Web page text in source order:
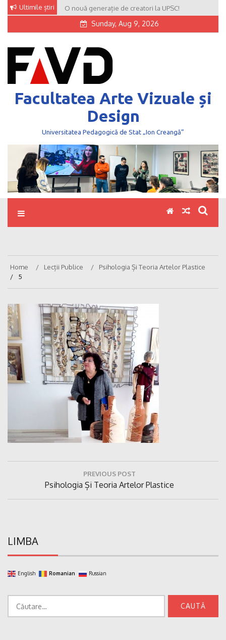
Skip
content
Ultimile știri O nouă generație de creatori la UPSC!
Sunday, Aug 9, 2026
Facultatea Arte Vizuale și
Design
Universitatea Pedagogică de Stat „Ion Creangă”
Home Lecții Publice
Psihologia Și Teoria Artelor Plastice
5
PREVIOUS POST
Previous
Post:
Psihologia Și Teoria Artelor Plastice
LIMBA
English Romanian Russian